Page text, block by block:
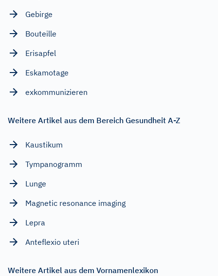
Gebirge
Bouteille
Erisapfel
Eskamotage
exkommunizieren
Weitere Artikel aus dem Bereich Gesundheit A-Z
Kaustikum
Tympanogramm
Lunge
Magnetic resonance imaging
Lepra
Anteflexio uteri
Weitere Artikel aus dem Vornamenlexikon